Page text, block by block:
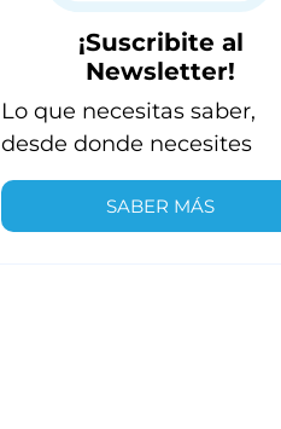
¡Suscribite al
Newsletter!
Lo que necesitas saber,
desde donde necesites
SABER MÁS